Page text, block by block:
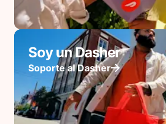
Soy un Dasher
Soporte al Dasher